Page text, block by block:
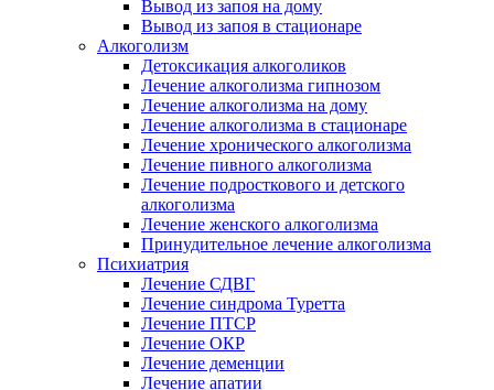
Вывод из запоя на дому
Вывод из запоя в стационаре
Алкоголизм
Детоксикация алкоголиков
Лечение алкоголизма гипнозом
Лечение алкоголизма на дому
Лечение алкоголизма в стационаре
Лечение хронического алкоголизма
Лечение пивного алкоголизма
Лечение подросткового и детского
алкоголизма
Лечение женского алкоголизма
Принудительное лечение алкоголизма
Психиатрия
Лечение СДВГ
Лечение синдрома Туретта
Лечение ПТСР
Лечение ОКР
Лечение деменции
Лечение апатии